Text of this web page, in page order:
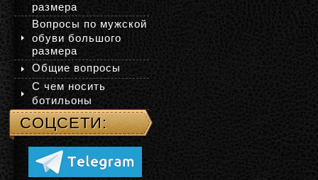
размера
Вопросы по мужской
обуви большого
размера
Общие вопросы
С чем носить
ботильоны
СОЦСЕТИ: